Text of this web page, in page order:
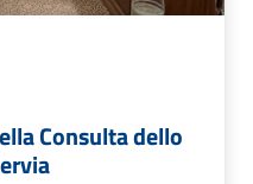
Consulta dello